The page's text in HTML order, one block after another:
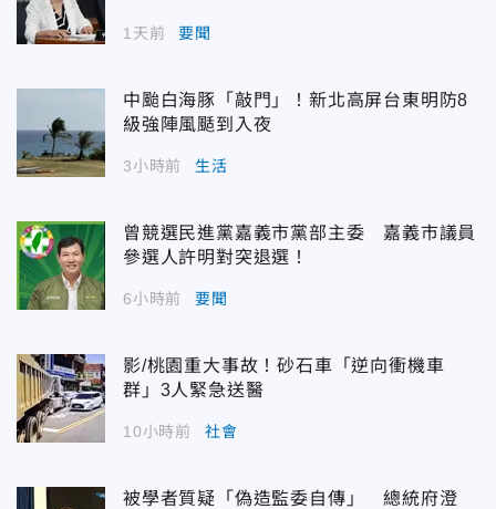
1天前 要聞
中颱白海豚「敲門」！新北高屏台東明防8
級強陣風颳到入夜
3小時前 生活
曾競選民進黨嘉義市黨部主委 嘉義市議員
參選人許明對突退選！
6小時前 要聞
影/桃園重大事故！砂石車「逆向衝機車
群」3人緊急送醫
10小時前 社會
被學者質疑「偽造監委自傳」 總統府澄